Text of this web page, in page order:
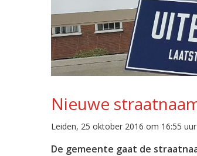
Nieuwe
Leiden, 25 oktober 2016 om 16:55
De gemeente gaat de